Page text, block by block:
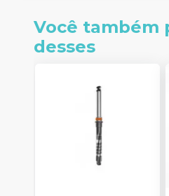
Você também
desses